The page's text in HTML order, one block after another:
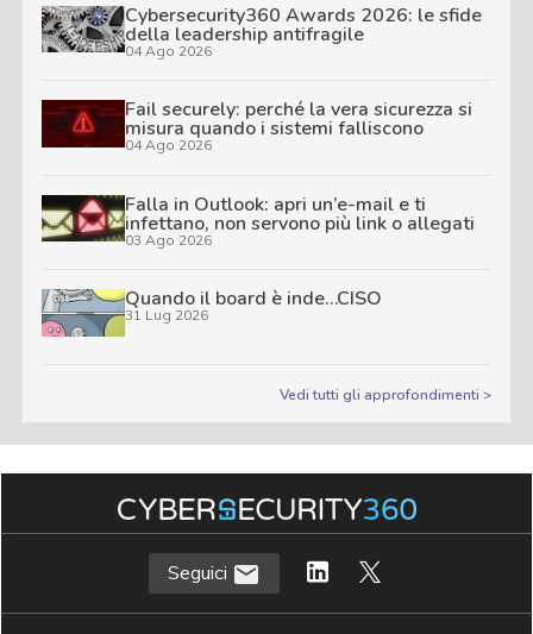
Cybersecurity360 Awards 2026: le sfide
della leadership antifragile
04 Ago 2026
Fail securely: perché la vera sicurezza si
misura quando i sistemi falliscono
04 Ago 2026
Falla in Outlook: apri un’e-mail e ti
infettano, non servono più link o allegati
03 Ago 2026
Quando il board è inde…CISO
31 Lug 2026
Vedi tutti gli approfondimenti >
Seguici